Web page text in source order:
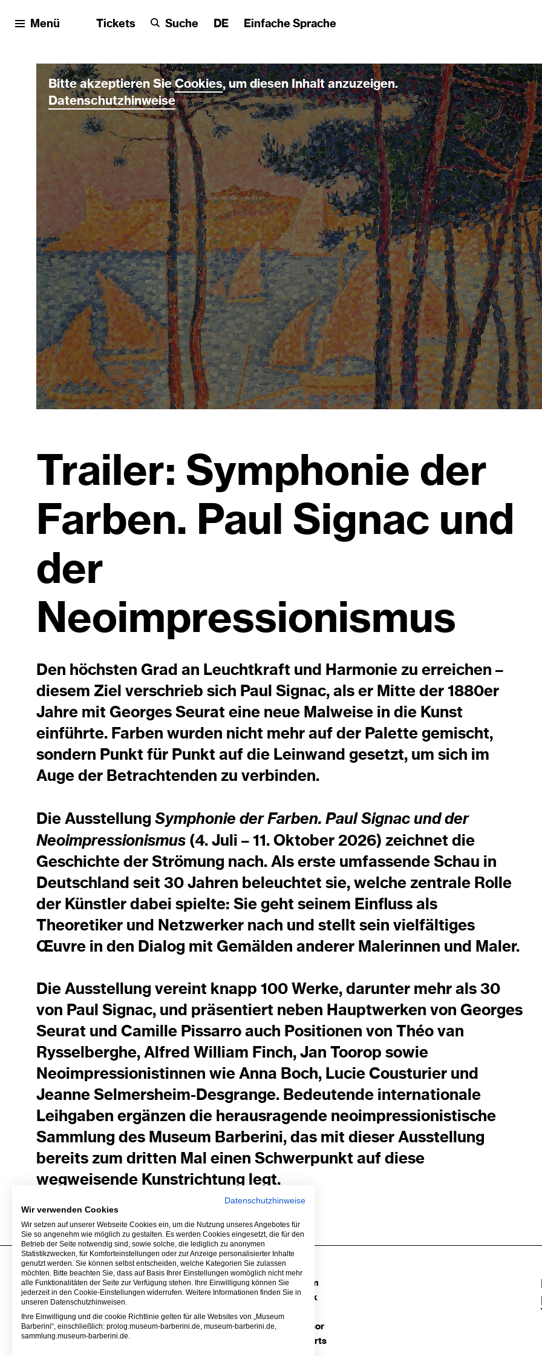
Menü Tickets Suche DE Einfache Sprache
Bitte akzeptieren SieCookies, um diesen Inhalt anzuzeigen.
Datenschutzhinweise
Trailer: Symphonie der
Farben. Paul Signac und
der
Neoimpressionismus
Den höchsten Grad an Leuchtkraft und Harmonie zu erreichen –
diesem Ziel verschrieb sich Paul Signac, als er Mitte der 1880er
Jahre mit Georges Seurat eine neue Malweise in die Kunst
einführte. Farben wurden nicht mehr auf der Palette gemischt,
sondern Punkt für Punkt auf die Leinwand gesetzt, um sich im
Auge der Betrachtenden zu verbinden.
Die Ausstellung Symphonie der Farben. Paul Signac und der
Neoimpressionismus (4. Juli – 11. Oktober 2026) zeichnet die
Geschichte der Strömung nach. Als erste umfassende Schau in
Deutschland seit 30 Jahren beleuchtet sie, welche zentrale Rolle
der Künstler dabei spielte: Sie geht seinem Einfluss als
Theoretiker und Netzwerker nach und stellt sein vielfältiges
Œuvre in den Dialog mit Gemälden anderer Malerinnen und Maler.
Die Ausstellung vereint knapp 100 Werke, darunter mehr als 30
von Paul Signac, und präsentiert neben Hauptwerken von Georges
Seurat und Camille Pissarro auch Positionen von Théo van
Rysselberghe, Alfred William Finch, Jan Toorop sowie
Neoimpressionistinnen wie Anna Boch, Lucie Cousturier und
Jeanne Selmersheim-Desgrange. Bedeutende internationale
Leihgaben ergänzen die herausragende neoimpressionistische
Sammlung des Museum Barberini, das mit dieser Ausstellung
bereits zum dritten Mal einen Schwerpunkt auf diese
wegweisende Kunstrichtung legt.
Museum Barberini
Alter Markt
Humboldtstraße 5–6
14467 Potsdam
Kontakt
Presse
Vermietung
Tickets
Instagram
Facebook
TripAdvisor
Google Arts
Datenschutzhinweise
Wir verwenden Cookies
Wir setzen auf unserer Webseite Cookies ein, um die Nutzung unseres Angebotes für
Sie so angenehm wie möglich zu gestalten. Es werden Cookies eingesetzt, die für den
Betrieb der Seite notwendig sind, sowie solche, die lediglich zu anonymen
Statistikzwecken, für Komforteinstellungen oder zur Anzeige personalisierter Inhalte
genutzt werden. Sie können selbst entscheiden, welche Kategorien Sie zulassen
möchten. Bitte beachten Sie, dass auf Basis Ihrer Einstellungen womöglich nicht mehr
alle Funktionalitäten der Seite zur Verfügung stehen. Ihre Einwilligung können Sie
jederzeit in den Cookie-Einstellungen widerrufen. Weitere Informationen finden Sie in
unseren Datenschutzhinweisen.
Ihre Einwilligung und die cookie Richtlinie gelten für alle Websites von „Museum
Barberini“, einschließlich: prolog.museum-barberini.de, museum-barberini.de,
sammlung.museum-barberini.de.